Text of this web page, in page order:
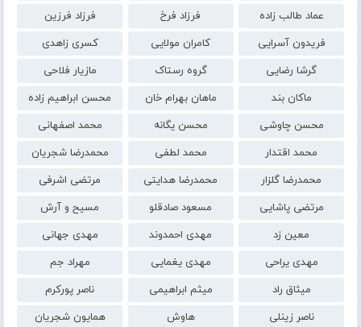
عماد طالب زاده
فرزاد فرخ
فرزاد فرزین
فریدون آسرایی
کامران مولایی
کسری زاهدی
گرشا رضایی
گروه رستاک
مازیار فلاحی
ماکان بند
ماهان بهرام خان
محسن ابراهیم زاده
محسن چاوشی
محسن یگانه
محمد اصفهانی
محمد اقتدار
محمد لطفی
محمدرضا شجریان
محمدرضا گلزار
محمدرضا هدایتی
مرتضی اشرفی
مرتضی پاشایی
مسعود صادقلو
مسیح و آرش
معین زد
مهدی احمدوند
مهدی جهانی
مهدی یراحی
مهدی یغمایی
مهراد جم
میثاق راد
میثم ابراهیمی
ناصر پورکرم
ناصر زینلی
هاوش
همایون شجریان